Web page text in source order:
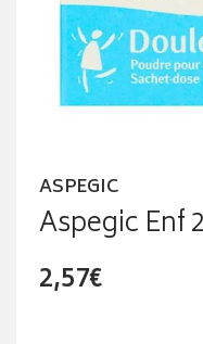
ASPEGIC
Aspegic Enf
2,57€